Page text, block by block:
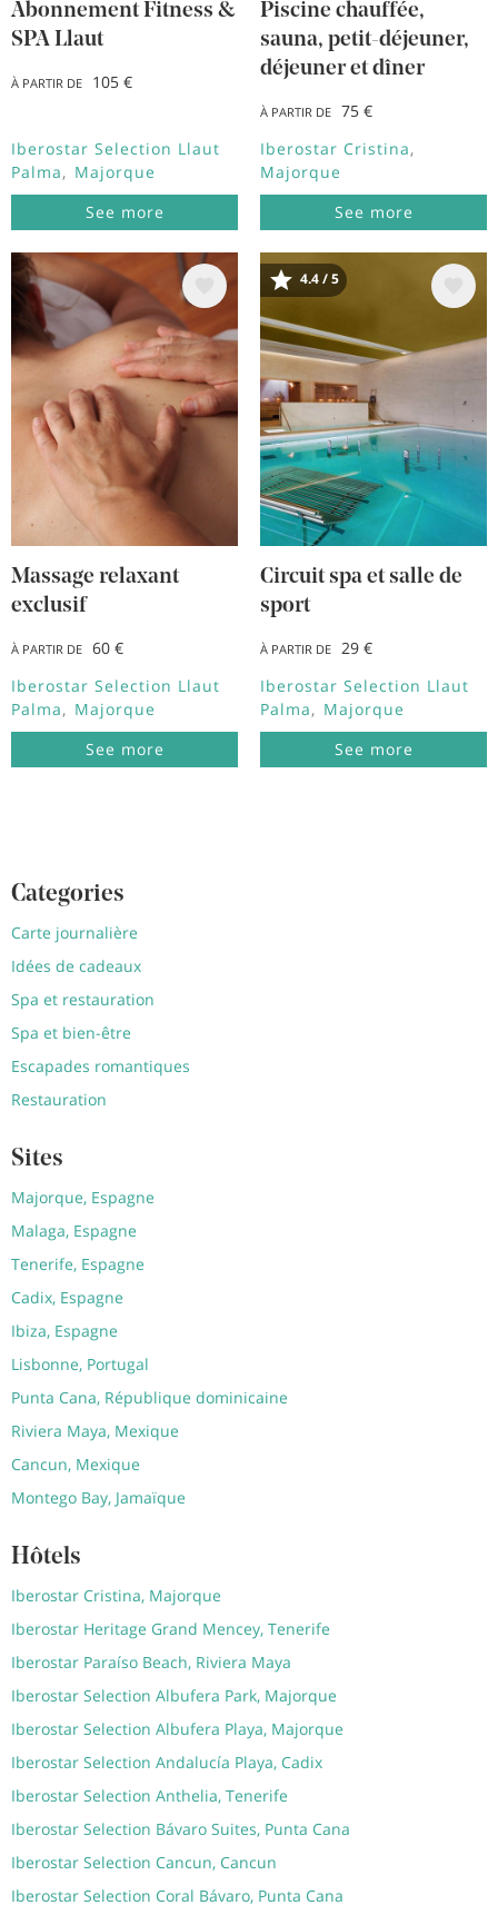
Abonnement Fitness &
SPA Llaut
À PARTIR DE 105 €
Iberostar Selection Llaut
Palma
Majorque
See more
Piscine chauffée,
sauna, petit-déjeuner,
déjeuner et dîner
À PARTIR DE
75 €
Iberostar Cristina
Majorque
See more
Image
Massage relaxant
exclusif
À PARTIR DE
60 €
Iberostar Selection Llaut
Palma
Majorque
See more
Image
4.4 / 5
Circuit spa et salle de
sport
À PARTIR DE
29 €
Iberostar Selection Llaut
Palma
Majorque
See more
Categories
Carte journalière
Idées de cadeaux
Spa et restauration
Spa et bien-être
Escapades romantiques
Restauration
Sites
Majorque, Espagne
Malaga, Espagne
Tenerife, Espagne
Cadix, Espagne
Ibiza, Espagne
Lisbonne, Portugal
Punta Cana, République dominicaine
Riviera Maya, Mexique
Cancun, Mexique
Montego Bay, Jamaïque
Hôtels
Iberostar Cristina, Majorque
Iberostar Heritage Grand Mencey, Tenerife
Iberostar Paraíso Beach, Riviera Maya
Iberostar Selection Albufera Park, Majorque
Iberostar Selection Albufera Playa, Majorque
Iberostar Selection Andalucía Playa, Cadix
Iberostar Selection Anthelia, Tenerife
Iberostar Selection Bávaro Suites, Punta Cana
Iberostar Selection Cancun, Cancun
Iberostar Selection Coral Bávaro, Punta Cana